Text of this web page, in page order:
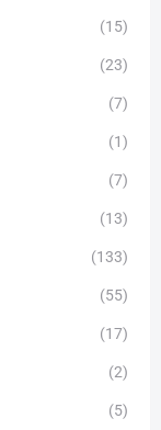
(15)
(23)
(7)
(1)
(7)
(13)
(133)
(55)
(17)
(2)
(5)